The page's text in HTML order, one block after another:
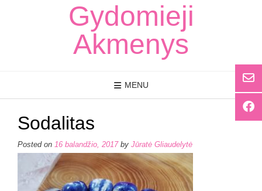
Gydomieji
Akmenys
MENU
Sodalitas
Posted on 16 balandžio, 2017 by Jūratė Gliaudelytė